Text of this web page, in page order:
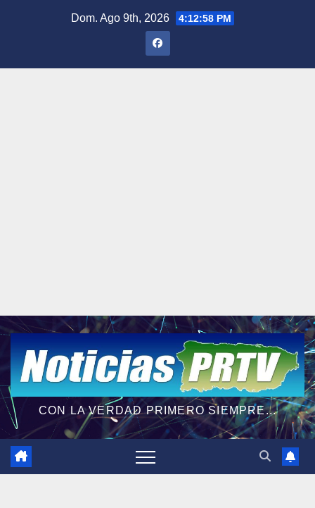
Dom. Ago 9th, 2026 4:12:59 PM
CON LA VERDAD PRIMERO SIEMPRE...